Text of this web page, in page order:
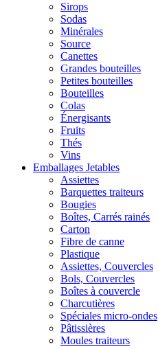
Sirops
Sodas
Minérales
Source
Canettes
Grandes bouteilles
Petites bouteilles
Bouteilles
Colas
Énergisants
Fruits
Thés
Vins
Emballages Jetables
Assiettes
Barquettes traiteurs
Bougies
Boîtes, Carrés rainés
Carton
Fibre de canne
Plastique
Assiettes, Couvercles
Bols, Couvercles
Boîtes à couvercle
Charcutières
Spéciales micro-ondes
Pâtissières
Moules traiteurs